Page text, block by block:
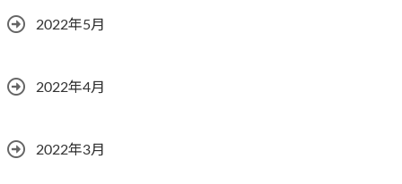
2022年5月
2022年4月
2022年3月